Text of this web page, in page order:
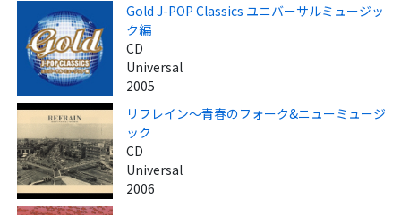
Gold J-POP Classics ユニバーサルミュージッ
ク編
CD
Universal
2005
リフレイン～青春のフォーク&ニューミュージ
ック
CD
Universal
2006